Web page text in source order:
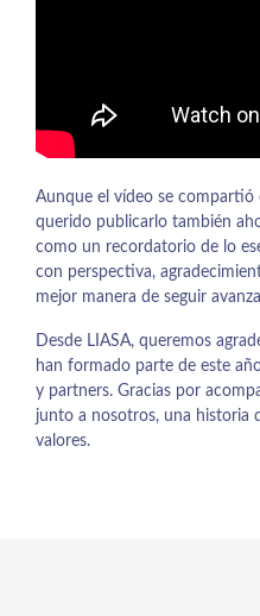
Aunque el vídeo se compartió
querido publicarlo también
como un recordatorio de lo
con perspectiva,
mejor manera de seguir
Desde LIASA, queremos
han formado parte de este
y partners. Gracias por
junto a nosotros, una historia
valores.